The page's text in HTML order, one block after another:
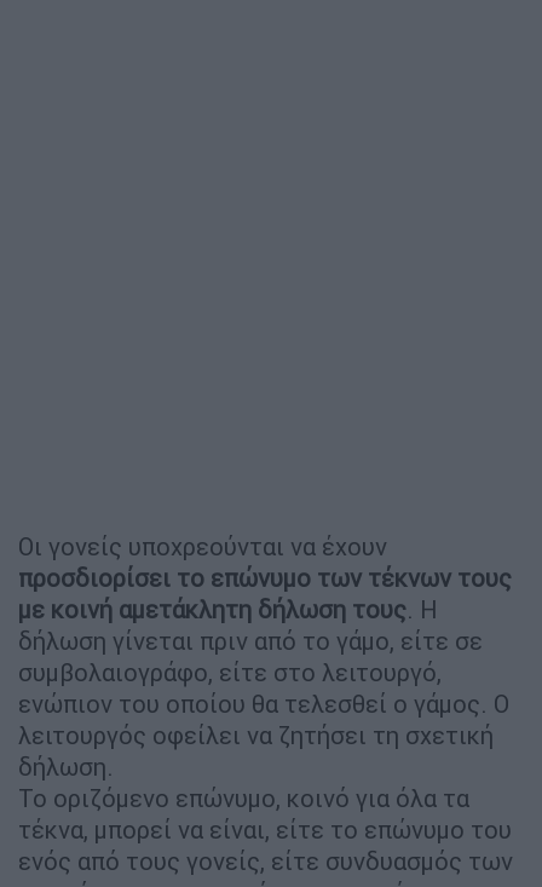
Οι γονείς υποχρεούνται να έχουν
προσδιορίσει το επώνυμο των τέκνων τους
με κοινή αμετάκλητη δήλωση τους. Η
δήλωση γίνεται πριν από το γάμο, είτε σε
συμβολαιογράφο, είτε στο λειτουργό,
ενώπιον του οποίου θα τελεσθεί ο γάμος. Ο
λειτουργός οφείλει να ζητήσει τη σχετική
δήλωση.
Το οριζόμενο επώνυμο, κοινό για όλα τα
τέκνα, μπορεί να είναι, είτε το επώνυμο του
ενός από τους γονείς, είτε συνδυασμός των